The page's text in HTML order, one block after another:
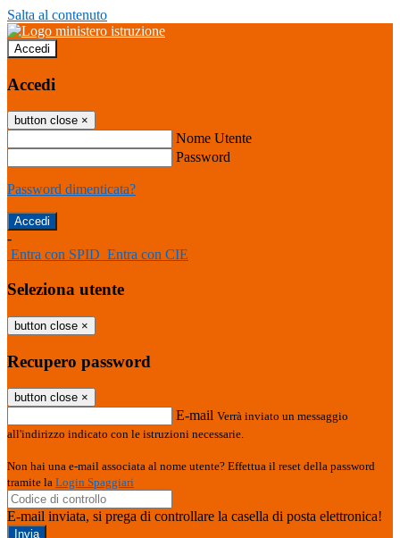
Salta al contenuto
Accedi
Accedi
button close ×
Nome Utente
Password
Password dimenticata?
-
Entra con SPID Entra con CIE
Seleziona utente
button close ×
Recupero password
button close ×
E-mail Verrà inviato un messaggio
all'indirizzo indicato con le istruzioni necessarie.
Non hai una e-mail associata al nome utente? Effettua il reset della password
tramite la Login Spaggiari
E-mail inviata, si prega di controllare la casella di posta elettronica!